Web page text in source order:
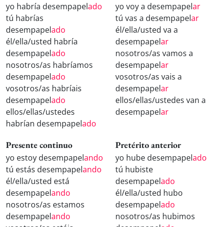
yo habría desempapelado
tú habrías
desempapelado
él/ella/usted habría
desempapelado
nosotros/as habríamos
desempapelado
vosotros/as habríais
desempapelado
ellos/ellas/ustedes
habrían desempapelado
yo voy a desempapelar
tú vas a desempapelar
él/ella/usted va a
desempapelar
nosotros/as vamos a
desempapelar
vosotros/as vais a
desempapelar
ellos/ellas/ustedes van a
desempapelar
Presente continuo
yo estoy desempapelando
tú estás desempapelando
él/ella/usted está
desempapelando
nosotros/as estamos
desempapelando
Pretérito anterior
yo hube desempapelado
tú hubiste
desempapelado
él/ella/usted hubo
desempapelado
nosotros/as hubimos